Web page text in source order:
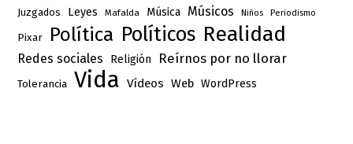
Juzgados Leyes Mafalda Música Músicos Niños Periodismo
Pixar Política Políticos Realidad
Redes sociales Religión Reírnos por no llorar
Tolerancia Vida Vídeos Web WordPress